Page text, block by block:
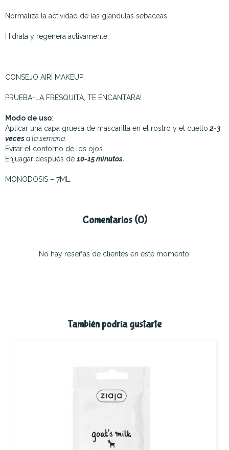
Normaliza la actividad de las glándulas sebáceas
Hidrata y regenera activamente.
CONSEJO AIRI MAKEUP:
PRUEBA-LA FRESQUITA, TE ENCANTARA!
Modo de uso:
Aplicar una capa gruesa de mascarilla en el rostro y el cuello 2-3
vecesa la semana.
Evitar el contorno de los ojos.
Enjuagar después de 10-15 minutos.
MONODOSIS – 7ML.
Comentarios (0)
No hay reseñas de clientes en este momento.
También podría gustarte